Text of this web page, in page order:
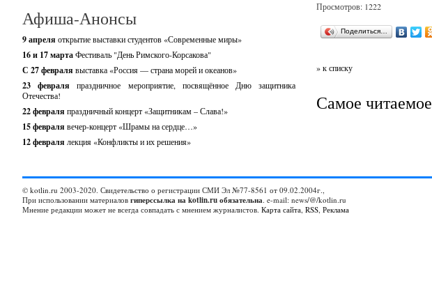
Афиша-Анонсы
9 апреля открытие выставки студентов «Современные миры»
16 и 17 мартаФестиваль "День Римского-Корсакова"
С 27 февраля выставка «Россия — страна морей и океанов»
23 февраляпраздничное мероприятие, посвящённое Дню защитника
Отечества!
22 февраля праздничный концерт «Защитникам – Слава!»
15 февраля вечер-концерт «Шрамы на сердце…»
12 февраля лекция «Конфликты и их решения»
Просмотров: 1222
Поделиться…
» к списку
Самое читаемое
© kotlin.ru 2003-2020. Свидетельство о регистрации СМИ Эл №77-8561 от 09.02.2004г.,
При использовании материалов гиперссылка на kotlin.ru обязательна. e-mail: news/@/kotlin.ru
Мнение редакции может не всегда совпадать с мнением журналистов. Карта сайта, RSS, Реклама